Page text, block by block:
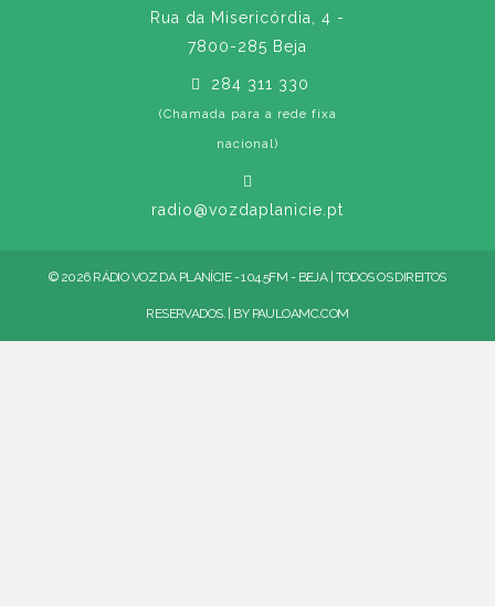
Rua da Misericórdia, 4 -
7800-285 Beja
284 311 330
(Chamada para a rede fixa
nacional)
radio@vozdaplanicie.pt
© 2026 RÁDIO VOZ DA PLANÍCIE - 104.5FM - BEJA | TODOS OS DIREITOS
RESERVADOS. | BY PAULOAMC.COM